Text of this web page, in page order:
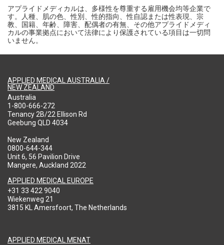
アプライドメディカルは、多様性を尊重する雇用機会均等企業で
す。人種、肌の色、性別、性的指向、性自認または性表現、宗
教、国籍、年齢、障害、配偶者の有無、その他アプライドメディ
カルの事業拠点において法律により保護されている項目は一切問
いません。
APPLIED MEDICAL AUSTRALIA /
NEW ZEALAND
Australia
1-800-666-272
Tenancy 2B/22 Ellison Rd
Geebung QLD 4034
New Zealand
0800-644-344
Unit 6, 56 Pavilion Drive
Mangere, Auckland 2022
APPLIED MEDICAL EUROPE
+31 33 422 9040
Wiekenweg 21
3815 KL Amersfoort, The Netherlands
APPLIED MEDICAL MENAT